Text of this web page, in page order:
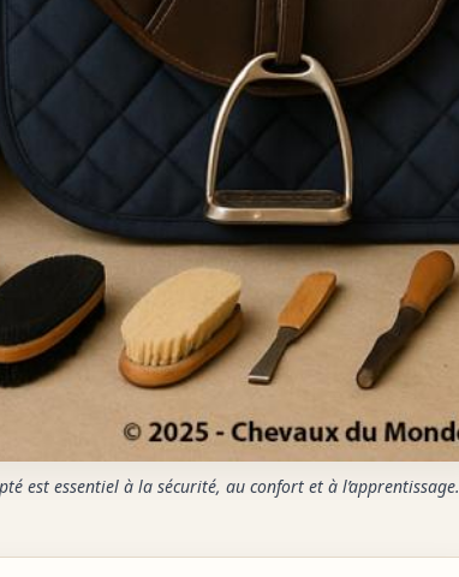
est essentiel à la sécurité, au confort et à l’apprentissage.